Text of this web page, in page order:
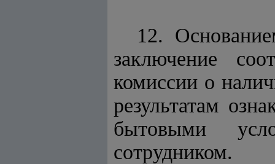
12.
заключение
комиссии о
результатам
бытовыми
сотрудником.